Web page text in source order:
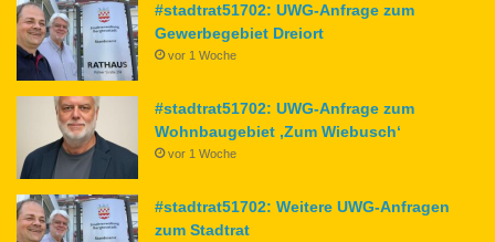
#stadtrat51702: UWG-Anfrage zum
Gewerbegebiet Dreiort
vor 1 Woche
#stadtrat51702: UWG-Anfrage zum
Wohnbaugebiet ‚Zum Wiebusch‘
vor 1 Woche
#stadtrat51702: Weitere UWG-Anfragen
zum Stadtrat